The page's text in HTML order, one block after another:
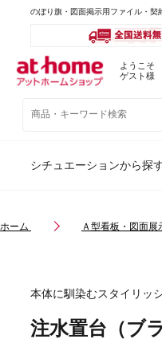
のぼり旗・図面掲示用ファイル・
ようこそ
ゲスト様
シチュエーションから探
ホーム Ａ型看板・図面展
本体に馴染むスタイリッ
注水置台（ブ